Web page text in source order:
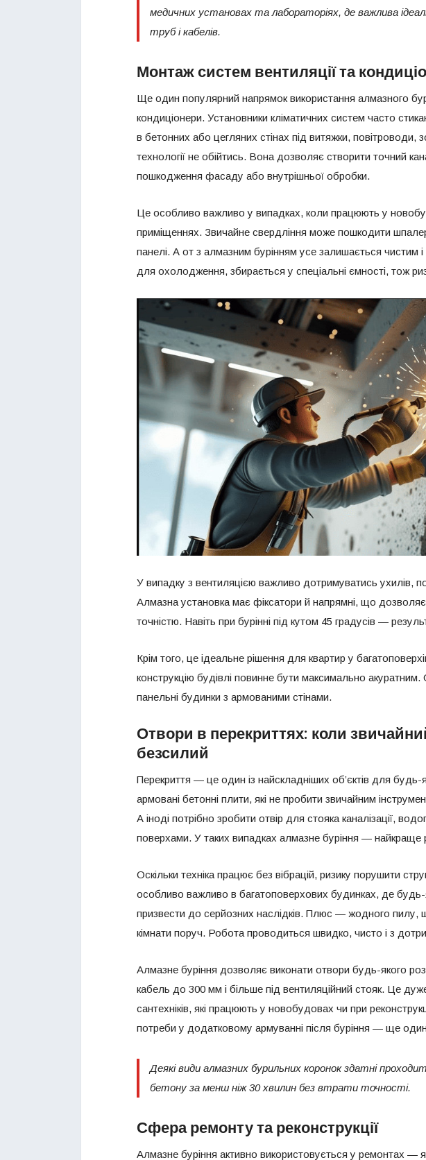
медичних установах та лабораторіях, де важлива
труб і кабелів.
Монтаж систем вентиляції та
Ще один популярний напрямок використання алмазного
кондиціонери. Установники кліматичних систем часто
в бетонних або цегляних стінах під витяжки, повітроводи,
технології не обійтись. Вона дозволяє створити точний
пошкодження фасаду або внутрішньої обробки.
Це особливо важливо у випадках, коли працюють у
приміщеннях. Звичайне свердління може пошкодити
панелі. А от з алмазним бурінням усе залишається чистим
для охолодження, збирається у спеціальні ємності, тож
У випадку з вентиляцією важливо дотримуватись ухилів,
Алмазна установка має фіксатори й напрямні, що
точністю. Навіть при бурінні під кутом 45 градусів —
Крім того, це ідеальне рішення для квартир у
конструкцію будівлі повинне бути максимально
панельні будинки з армованими стінами.
Отвори в перекриттях: коли
безсилий
Перекриття — це один із найскладніших об’єктів для будь-
армовані бетонні плити, які не пробити звичайним
А іноді потрібно зробити отвір для стояка каналізації,
поверхами. У таких випадках алмазне буріння — найкраще
Оскільки техніка працює без вібрацій, ризику порушити
особливо важливо в багатоповерхових будинках, де
призвести до серйозних наслідків. Плюс — жодного пилу,
кімнати поруч. Робота проводиться швидко, чисто і з
Алмазне буріння дозволяє виконати отвори будь-якого
кабель до 300 мм і більше під вентиляційний стояк. Це
сантехніків, які працюють у новобудовах чи при
потреби у додатковому армуванні після буріння — ще один
Деякі види алмазних бурильних коронок здатні
бетону за менш ніж 30 хвилин без втрати точності.
Сфера ремонту та реконструкції
Алмазне буріння активно використовується у ремонтах —